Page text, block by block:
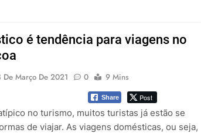
é tendência para viagens no
De Março De 2021 0 9 Mins
Share Post
no turismo, muitos turistas já estão se
de viajar. As viagens domésticas, ou seja,